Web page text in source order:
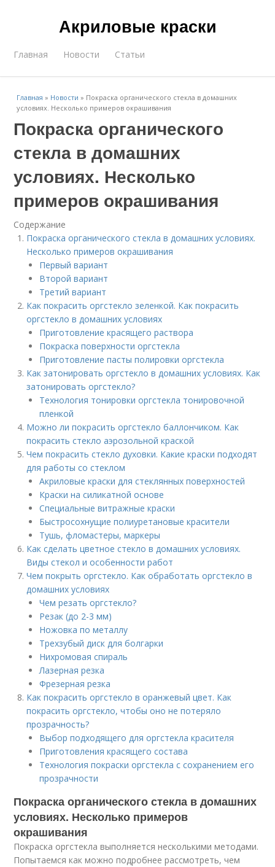
Акриловые краски
Главная Новости Статьи
Главная » Новости » Покраска органического стекла в домашних
условиях. Несколько примеров окрашивания
Покраска органического
стекла в домашних
условиях. Несколько
примеров окрашивания
Содержание
Покраска органического стекла в домашних условиях.
Несколько примеров окрашивания
Первый вариант
Второй вариант
Третий вариант
Как покрасить оргстекло зеленкой. Как покрасить
оргстекло в домашних условиях
Приготовление красящего раствора
Покраска поверхности оргстекла
Приготовление пасты полировки оргстекла
Как затонировать оргстекло в домашних условиях. Как
затонировать оргстекло?
Технология тонировки оргстекла тонировочной
пленкой
Можно ли покрасить оргстекло баллончиком. Как
покрасить стекло аэрозольной краской
Чем покрасить стекло духовки. Какие краски подходят
для работы со стеклом
Акриловые краски для стеклянных поверхностей
Краски на силикатной основе
Специальные витражные краски
Быстросохнущие полиуретановые красители
Тушь, фломастеры, маркеры
Как сделать цветное стекло в домашних условиях.
Виды стекол и особенности работ
Чем покрыть оргстекло. Как обработать оргстекло в
домашних условиях
Чем резать оргстекло?
Резак (до 2-3 мм)
Ножовка по металлу
Трехзубый диск для болгарки
Нихромовая спираль
Лазерная резка
Фрезерная резка
Как покрасить оргстекло в оранжевый цвет. Как
покрасить оргстекло, чтобы оно не потеряло
прозрачность?
Выбор подходящего для оргстекла красителя
Приготовления красящего состава
Технология покраски оргстекла с сохранением его
прозрачности
Покраска органического стекла в домашних
условиях. Несколько примеров
окрашивания
Покраска оргстекла выполняется несколькими методами.
Попытаемся как можно подробнее рассмотреть, чем